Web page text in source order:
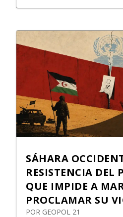
SÁHARA
RESISTENCIA DEL
QUE IMPIDE A
PROCLAMAR SU
POR GEOPOL 21